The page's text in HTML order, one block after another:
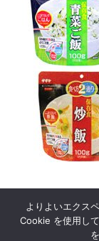
よりよいエクス
Cookie を使用し